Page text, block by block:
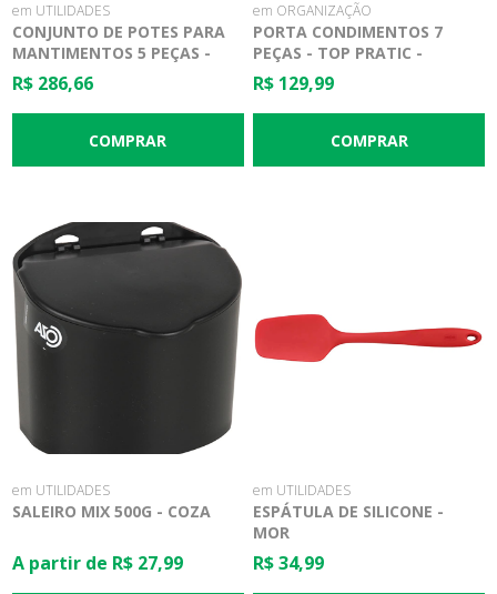
em UTILIDADES
CONJUNTO DE POTES PARA
MANTIMENTOS 5 PEÇAS -
SUPREMA - BRINOX
R$ 286,66
em ORGANIZAÇÃO
PORTA CONDIMENTOS 7
PEÇAS - TOP PRATIC -
BRINOX
R$ 129,99
em UTILIDADES
SALEIRO MIX 500G - COZA
A partir de R$ 27,99
em UTILIDADES
ESPÁTULA DE SILICONE -
MOR
R$ 34,99